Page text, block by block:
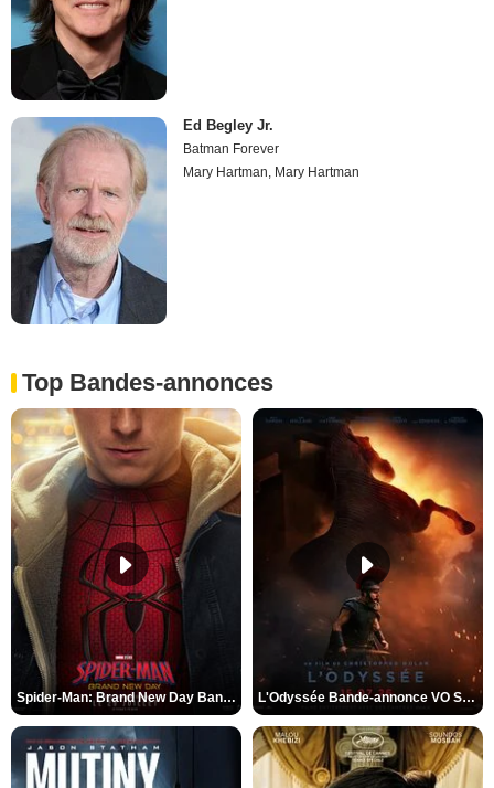
Ed Begley Jr.
Batman Forever
Mary Hartman, Mary Hartman
Top Bandes-annonces
Spider-Man: Brand New Day Bande-annonce VO STFR L'Odyssée Bande-annonce VO STFR